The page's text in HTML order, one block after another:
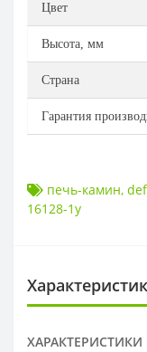
Цвет
Высота, мм
Страна
Гарантия
печь-камин,
16128-1y
ХАРАКТЕРИСТИКИ